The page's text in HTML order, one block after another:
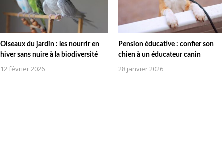
Oiseaux du jardin : les nourrir en
hiver sans nuire à la biodiversité
12 février 2026
Pension éducative : confier son
chien à un éducateur canin
28 janvier 2026